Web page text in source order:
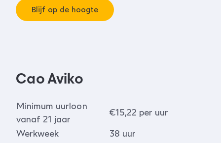
Blijf op de hoogte
Cao Aviko
Minimum uurloon
vanaf 21 jaar
€15,22 per uur
Werkweek
38 uur